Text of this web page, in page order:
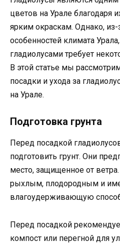
цветов на Урале благодаря
ярким окраскам. Однако,
особенностей климата
гладиолусами требует
В этой статье мы
посадки и ухода за
на Урале.
Подготовка грунта
Перед посадкой
подготовить грунт. Они
место, защищенное от
рыхлым, плодородным и
влагоудерживающую
Перед посадкой
компост или перегной для